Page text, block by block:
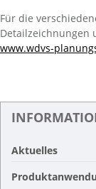
Für die
Detailzeichnungen
www.wdvs-
Aktuelles